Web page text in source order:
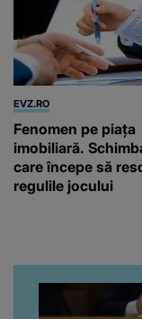
EVZ.RO
Fenomen pe piața
imobiliară.
care începe să
regulile jocului